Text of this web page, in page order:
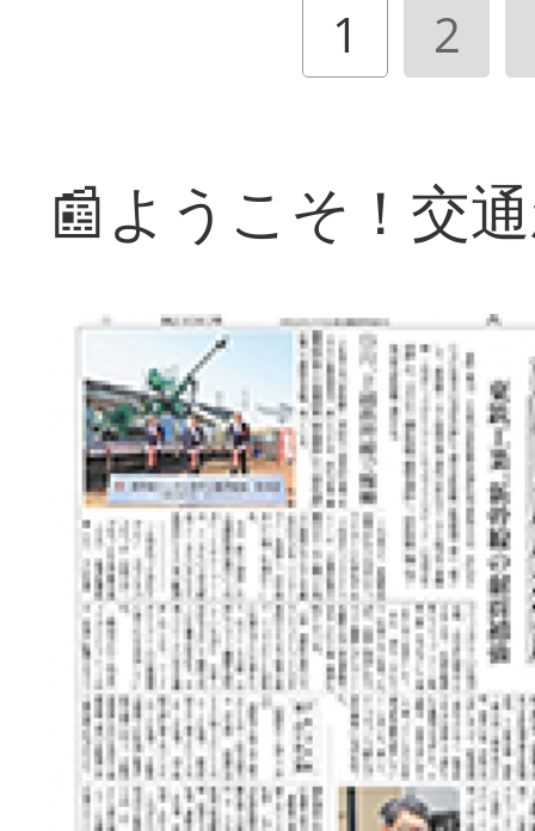
1 2
📰ようこそ！交